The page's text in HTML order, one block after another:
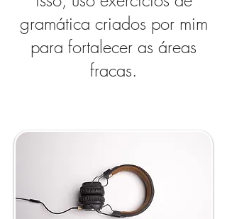
gramática criados por mim
para fortalecer as áreas
fracas.